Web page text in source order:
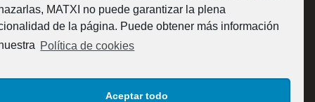
MATXI no puede garantizar la plena
de la página. Puede obtener más información
Política de cookies
Aceptar todo
Web subvencionada por la Diputación Foral de
Bizkaia